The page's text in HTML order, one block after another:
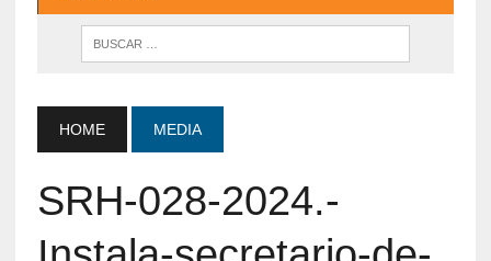
HOME MEDIA
SRH-028-2024.-